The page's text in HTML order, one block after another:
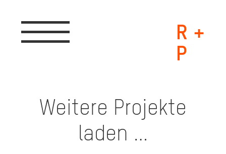
R +
P
Toggle
navigation
Weitere Projekte
laden …